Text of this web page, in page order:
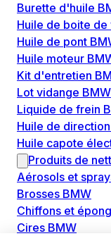
Burette d'huile
Huile de boite de
Huile de pont
Huile moteur
Kit d'entretien
Lot vidange BMW
Liquide de frein
Huile de
Huile capote
Produits de
Aérosols et
Brosses BMW
Chiffons et
Cires BMW